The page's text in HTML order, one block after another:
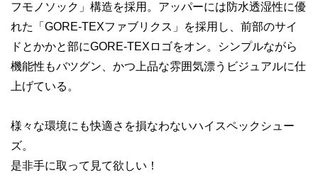
フモノソック」構造を採用。アッパーには防水透湿性に優
れた「GORE-TEXファブリクス」を採用し、前部のサイ
ドとかかと部にGORE-TEXロゴをオン。シンプルながら
機能性もバツグン、かつ上品な雰囲気漂うビジュアルに仕
上げている。
様々な環境にも快適さを損なわないハイスペックシュー
ズ。
是非手に取って見て欲しい！